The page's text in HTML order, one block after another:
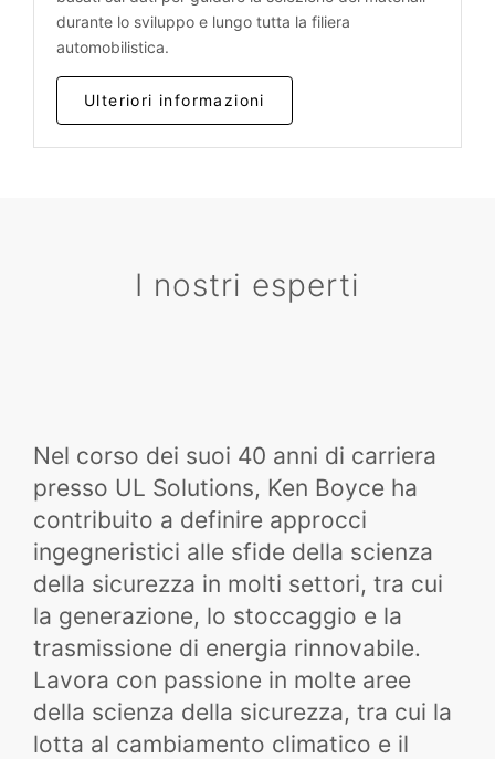
durante lo sviluppo e lungo tutta la filiera
automobilistica.
Ulteriori informazioni
I nostri esperti
Nel corso dei suoi 40 anni di carriera
presso UL Solutions, Ken Boyce ha
contribuito a definire approcci
ingegneristici alle sfide della scienza
della sicurezza in molti settori, tra cui
la generazione, lo stoccaggio e la
trasmissione di energia rinnovabile.
Lavora con passione in molte aree
della scienza della sicurezza, tra cui la
lotta al cambiamento climatico e il